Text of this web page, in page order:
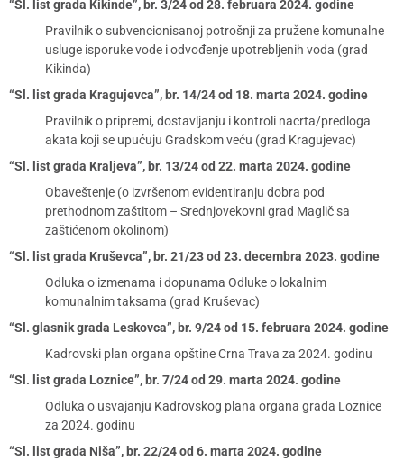
“Sl. list grada Kikinde”, br. 3/24 od 28. februara 2024. godine
Pravilnik o subvencionisanoj potrošnji za pružene komunalne
usluge isporuke vode i odvođenje upotrebljenih voda (grad
Kikinda)
“Sl. list grada Kragujevca”, br. 14/24 od 18. marta 2024. godine
Pravilnik o pripremi, dostavljanju i kontroli nacrta/predloga
akata koji se upućuju Gradskom veću (grad Kragujevac)
“Sl. list grada Kraljeva”, br. 13/24 od 22. marta 2024. godine
Obaveštenje (o izvršenom evidentiranju dobra pod
prethodnom zaštitom – Srednjovekovni grad Maglič sa
zaštićenom okolinom)
“Sl. list grada Kruševca”, br. 21/23 od 23. decembra 2023. godine
Odluka o izmenama i dopunama Odluke o lokalnim
komunalnim taksama (grad Kruševac)
“Sl. glasnik grada Leskovca”, br. 9/24 od 15. februara 2024. godine
Kadrovski plan organa opštine Crna Trava za 2024. godinu
“Sl. list grada Loznice”, br. 7/24 od 29. marta 2024. godine
Odluka o usvajanju Kadrovskog plana organa grada Loznice
za 2024. godinu
“Sl. list grada Niša”, br. 22/24 od 6. marta 2024. godine